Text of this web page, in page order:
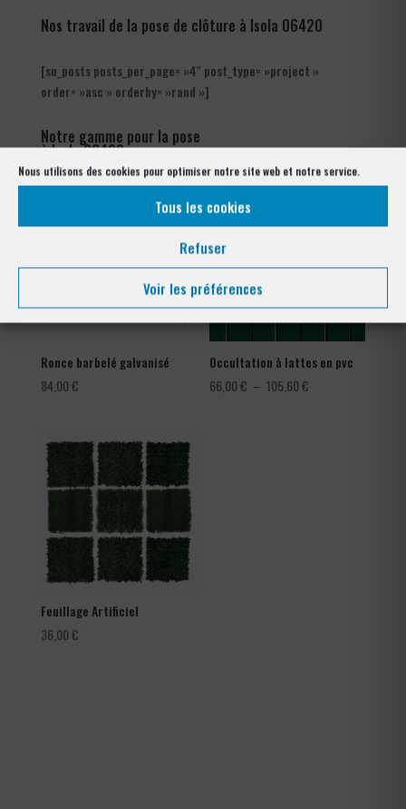
Nous utilisons des cookies pour optimiser notre site web et notre service.
Tous les cookies
Refuser
Voir les préférences
Nos travail de la pose de clôture à Isola 06420
[su_posts posts_per_page= »4″ post_type= »project »
order= »asc » orderby= »rand »]
Notre gamme pour la pose
à Isola 06420
Ronce barbelé galvanisé
84,00€
Occultation à lattes en pvc
66,00€ – 105,60€
Feuillage Artificiel
36,00€